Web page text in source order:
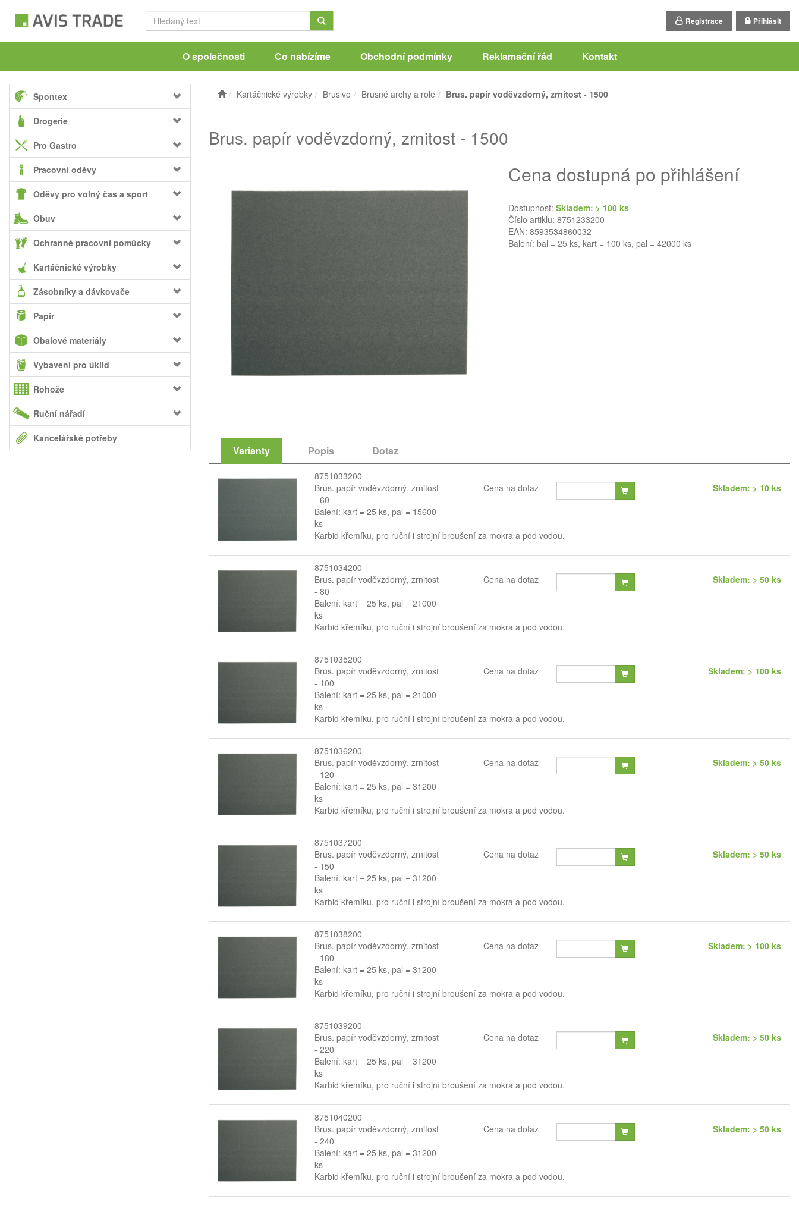
Registrace Přihlásit
O společnosti Co nabízíme Obchodní podmínky Reklamační řád Kontakt
Spontex
Drogerie
Pro Gastro
Pracovní oděvy
Oděvy pro volný čas a sport
Obuv
Ochranné pracovní pomůcky
Kartáčnické výrobky
Zásobníky a dávkovače
Papír
Obalové materiály
Vybavení pro úklid
Rohože
Ruční nářadí
Kancelářské potřeby
Kartáčnické výrobky Brusivo Brusné archy a role Brus. papír voděvzdorný, zrnitost - 1500
Brus. papír voděvzdorný, zrnitost - 1500
Cena dostupná po přihlášení
Dostupnost: Skladem: > 100 ks
Číslo artiklu: 8751233200
EAN: 8593534860032
Balení: bal = 25 ks, kart = 100 ks, pal = 42000 ks
Varianty Popis Dotaz
8751033200
Brus. papír voděvzdorný, zrnitost
- 60
Balení: kart = 25 ks, pal = 15600
ks
Cena na dotaz Skladem: > 10 ks
Karbid křemíku, pro ruční i strojní broušení za mokra a pod vodou.
8751034200
Brus. papír voděvzdorný, zrnitost
- 80
Balení: kart = 25 ks, pal = 21000
ks
Cena na dotaz Skladem: > 50 ks
Karbid křemíku, pro ruční i strojní broušení za mokra a pod vodou.
8751035200
Brus. papír voděvzdorný, zrnitost
- 100
Balení: kart = 25 ks, pal = 21000
ks
Cena na dotaz Skladem: > 100 ks
Karbid křemíku, pro ruční i strojní broušení za mokra a pod vodou.
8751036200
Brus. papír voděvzdorný, zrnitost
- 120
Balení: kart = 25 ks, pal = 31200
ks
Cena na dotaz Skladem: > 50 ks
Karbid křemíku, pro ruční i strojní broušení za mokra a pod vodou.
8751037200
Brus. papír voděvzdorný, zrnitost
- 150
Balení: kart = 25 ks, pal = 31200
ks
Cena na dotaz Skladem: > 50 ks
Karbid křemíku, pro ruční i strojní broušení za mokra a pod vodou.
8751038200
Brus. papír voděvzdorný, zrnitost
- 180
Balení: kart = 25 ks, pal = 31200
ks
Cena na dotaz Skladem: > 100 ks
Karbid křemíku, pro ruční i strojní broušení za mokra a pod vodou.
8751039200
Brus. papír voděvzdorný, zrnitost
- 220
Balení: kart = 25 ks, pal = 31200
ks
Cena na dotaz Skladem: > 50 ks
Karbid křemíku, pro ruční i strojní broušení za mokra a pod vodou.
8751040200
Brus. papír voděvzdorný, zrnitost
- 240
Balení: kart = 25 ks, pal = 31200
ks
Cena na dotaz Skladem: > 50 ks
Karbid křemíku, pro ruční i strojní broušení za mokra a pod vodou.